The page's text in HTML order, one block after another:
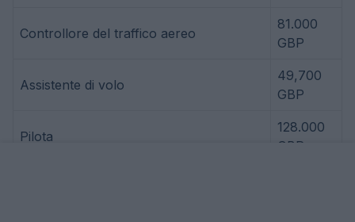
Controllore del traffico aereo
81.000
GBP
Assistente di volo
49,700
GBP
Pilota
128.000
GBP